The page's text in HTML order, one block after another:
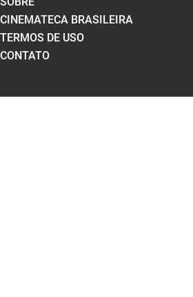
CINEMATECA BRASILEIRA
TERMOS DE USO
CONTATO